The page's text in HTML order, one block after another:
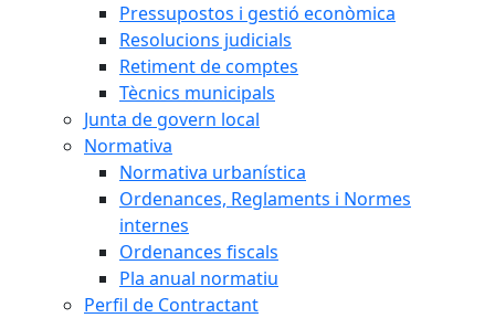
Pressupostos i gestió econòmica
Resolucions judicials
Retiment de comptes
Tècnics municipals
Junta de govern local
Normativa
Normativa urbanística
Ordenances, Reglaments i Normes
internes
Ordenances fiscals
Pla anual normatiu
Perfil de Contractant